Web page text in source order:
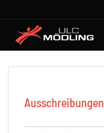
Ausschreibungen